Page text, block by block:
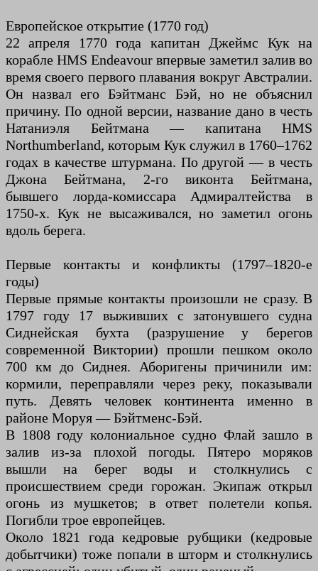
Европейское открытие (1770 год)
22 апреля 1770 года капитан Джеймс Кук на
корабле HMS Endeavour впервые заметил залив во
время своего первого плавания вокруг Австралии.
Он назвал его Бэйтманс Бэй, но не объяснил
причину. По одной версии, название дано в честь
Натаниэля Бейтмана — капитана HMS
Northumberland, которым Кук служил в 1760–1762
годах в качестве штурмана. По другой — в честь
Джона Бейтмана, 2-го виконта Бейтмана,
бывшего лорда-комиссара Адмиралтейства в
1750-х. Кук не высаживался, но заметил огонь
вдоль берега.
Первые контакты и конфликты (1797–1820-е
годы)
Первые прямые контакты произошли не сразу. В
1797 году 17 выживших с затонувшего судна
Сиднейская бухта (разрушение у берегов
современной Виктории) прошли пешком около
700 км до Сиднея. Аборигены причинили им:
кормили, переправляли через реку, показывали
путь. Девять человек континента именно в
районе Моруя — Бэйтменс-Бэй.
В 1808 году колониальное судно Флай зашло в
залив из-за плохой погоды. Пятеро моряков
вышли на берег воды и столкнулись с
происшествием среди горожан. Экипаж открыл
огонь из мушкетов; в ответ полетели копья.
Погибли трое европейцев.
Около 1821 года кедровые рубщики (кедровые
добытчики) тоже попали в шторм и столкнулись